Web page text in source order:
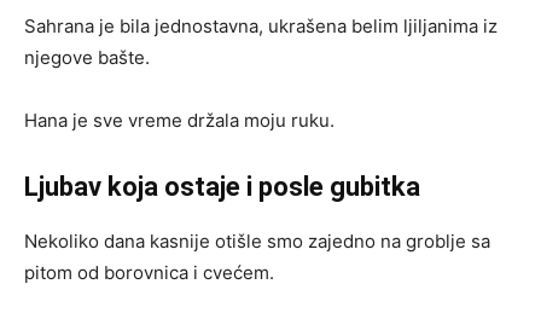
Sahrana je bila jednostavna, ukrašena belim ljiljanima iz
njegove bašte.
Hana je sve vreme držala moju ruku.
Ljubav koja ostaje i posle gubitka
Nekoliko dana kasnije otišle smo zajedno na groblje sa
pitom od borovnica i cvećem.